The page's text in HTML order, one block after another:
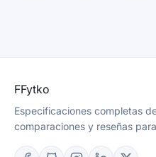
FFytko
Especificaciones completas
comparaciones y reseñas